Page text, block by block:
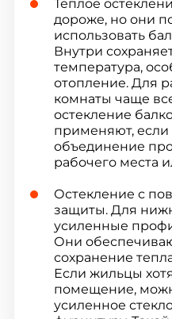
Теплое
дороже, но они
использовать
Внутри
температура,
отопление. Для
комнаты чаще
остекление
применяют, если
объединение
рабочего места
Остекление с
защиты. Для
усиленные
Они
сохранение
Если жильцы
помещение,
усиленное